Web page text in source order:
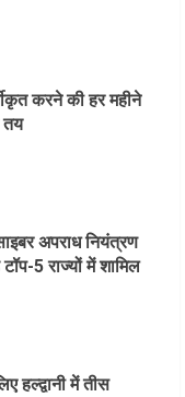
करने की हर महीने
तय
अपराध नियंत्रण
5 राज्यों में शामिल
हल्द्वानी में तीस